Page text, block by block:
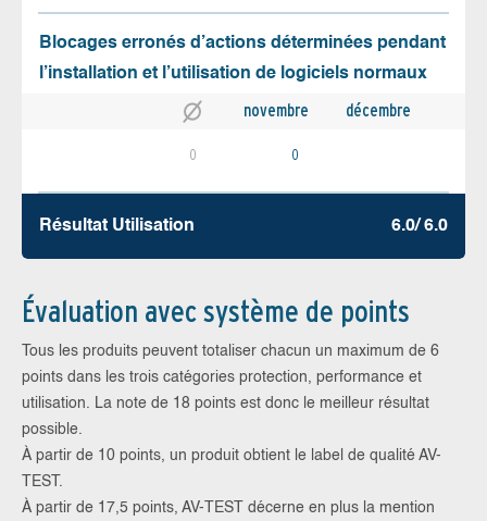
Blocages erronés d’actions déterminées pendant
l’installation et l’utilisation de logiciels normaux
novembre décembre
0 0
Résultat Utilisation 6.0/ 6.0
Évaluation avec système de points
Tous les produits peuvent totaliser chacun un maximum de 6
points dans les trois catégories protection, performance et
utilisation. La note de 18 points est donc le meilleur résultat
possible.
À partir de 10 points, un produit obtient le label de qualité AV-
TEST.
À partir de 17,5 points, AV-TEST décerne en plus la mention